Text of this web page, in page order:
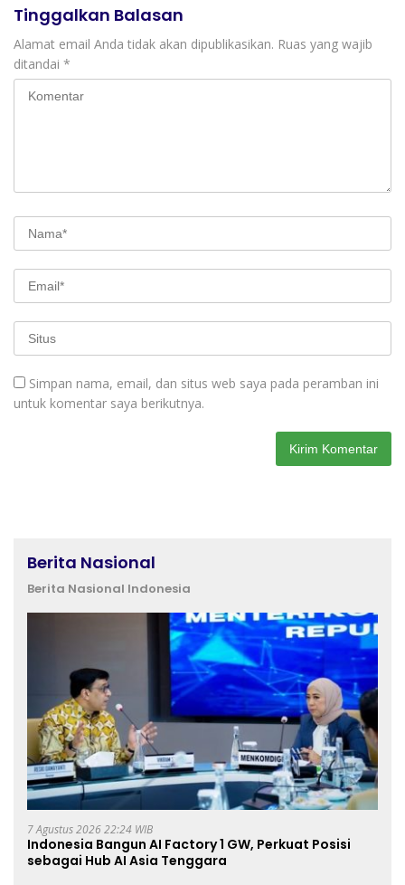
Tinggalkan Balasan
Alamat email Anda tidak akan dipublikasikan. Ruas yang wajib
ditandai *
Simpan nama, email, dan situs web saya pada peramban ini
untuk komentar saya berikutnya.
Berita Nasional
Berita Nasional Indonesia
7 Agustus 2026 22:24 WIB
Indonesia Bangun AI Factory 1 GW, Perkuat Posisi
sebagai Hub AI Asia Tenggara